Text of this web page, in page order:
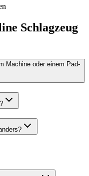
Schlagzeug
Machine oder einem Pad-